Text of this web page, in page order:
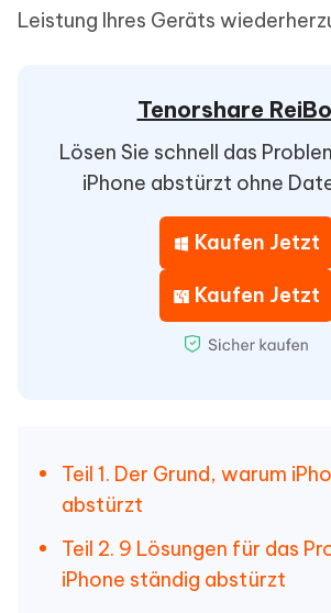
Leistung Ihres Geräts
Tenorshare
Lösen Sie schnell das
iPhone abstürzt ohne
Kaufen Jetzt
Kaufen Jetzt
Teil 1. Der Grund, warum
abstürzt
Teil 2. 9 Lösungen für das
iPhone ständig abstürzt